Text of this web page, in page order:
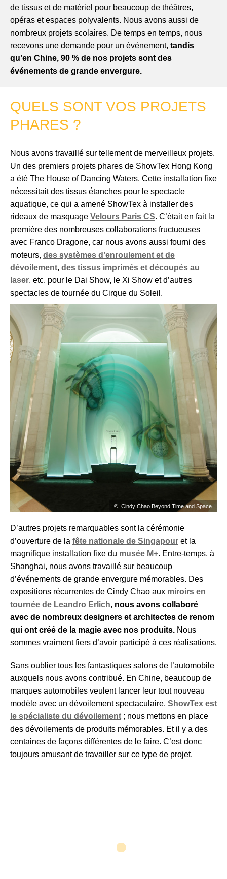
de tissus et de matériel pour beaucoup de théâtres,
opéras et espaces polyvalents. Nous avons aussi de
nombreux projets scolaires. De temps en temps, nous
recevons une demande pour un événement, tandis
qu’en Chine, 90 % de nos projets sont des
événements de grande envergure.
QUELS SONT VOS PROJETS
PHARES ?
Nous avons travaillé sur tellement de merveilleux projets.
Un des premiers projets phares de ShowTex Hong Kong
a été The House of Dancing Waters. Cette installation fixe
nécessitait des tissus étanches pour le spectacle
aquatique, ce qui a amené ShowTex à installer des
rideaux de masquage Velours Paris CS. C’était en fait la
première des nombreuses collaborations fructueuses
avec Franco Dragone, car nous avons aussi fourni des
moteurs, des systèmes d’enroulement et de
dévoilement, des tissus imprimés et découpés au
laser, etc. pour le Dai Show, le Xi Show et d’autres
spectacles de tournée du Cirque du Soleil.
Cindy Chao Beyond Time and Space
D’autres projets remarquables sont la cérémonie
d’ouverture de la fête nationale de Singapour et la
magnifique installation fixe du musée M+. Entre-temps, à
Shanghai, nous avons travaillé sur beaucoup
d’événements de grande envergure mémorables. Des
expositions récurrentes de Cindy Chao aux miroirs en
tournée de Leandro Erlich, nous avons collaboré
avec de nombreux designers et architectes de renom
qui ont créé de la magie avec nos produits. Nous
sommes vraiment fiers d’avoir participé à ces réalisations.
Sans oublier tous les fantastiques salons de l’automobile
auxquels nous avons contribué. En Chine, beaucoup de
marques automobiles veulent lancer leur tout nouveau
modèle avec un dévoilement spectaculaire. ShowTex est
le spécialiste du dévoilement ; nous mettons en place
des dévoilements de produits mémorables. Et il y a des
centaines de façons différentes de le faire. C’est donc
toujours amusant de travailler sur ce type de projet.